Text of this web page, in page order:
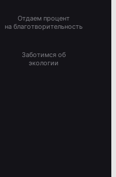
Отдаем процент
на благотворительность
Заботимся об
экологии